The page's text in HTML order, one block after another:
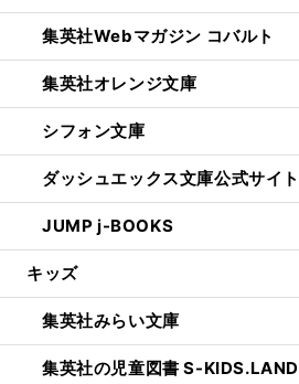
集英社Webマガジン コバルト
集英社オレンジ文庫
シフォン文庫
ダッシュエックス文庫公式サイト
JUMP j-BOOKS
キッズ
集英社みらい文庫
集英社の児童図書 S-KIDS.LAND